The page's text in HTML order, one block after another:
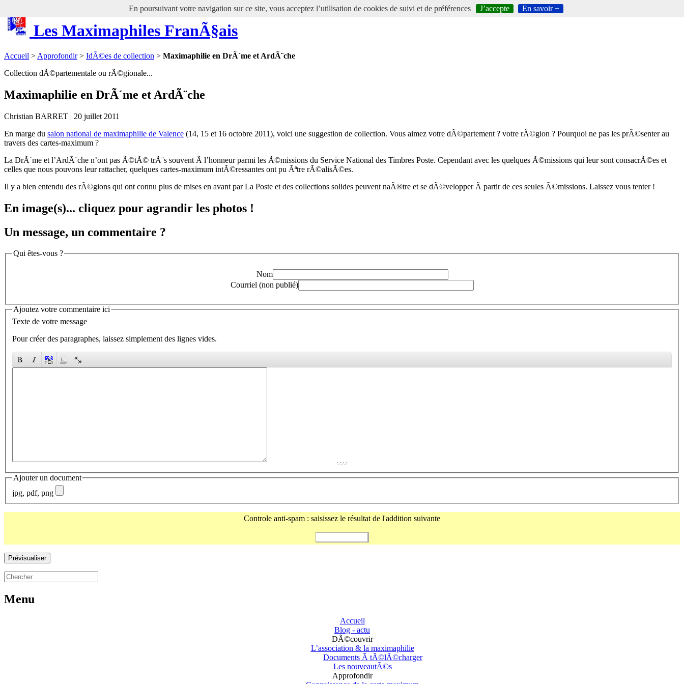
En poursuivant votre navigation sur ce site, vous acceptez l’utilisation de cookies de suivi et de préférences J’accepte En savoir +
Les Maximaphiles FranÃ§ais
Accueil > Approfondir> IdÃ©es de collection > Maximaphilie en DrÃ´me et ArdÃ¨che
Collection dÃ©partementale ou rÃ©gionale...
Maximaphilie en DrÃ´me et ArdÃ¨che
Christian BARRET | 20 juillet 2011
En marge du salon national de maximaphilie de Valence (14, 15 et 16 octobre 2011), voici une suggestion de collection. Vous aimez votre dÃ©partement ? votre rÃ©gion ? Pourquoi ne pas les prÃ©senter au
travers des cartes-maximum ?
La DrÃ´me et l’ArdÃ¨che n’ont pas Ã©tÃ© trÃ¨s souvent Ã l’honneur parmi les Ã©missions du Service National des Timbres Poste. Cependant avec les quelques Ã©missions qui leur sont consacrÃ©es et
celles que nous pouvons leur rattacher, quelques cartes-maximum intÃ©ressantes ont pu Ãªtre rÃ©alisÃ©es.
Il y a bien entendu des rÃ©gions qui ont connu plus de mises en avant par La Poste et des collections solides peuvent naÃ®tre et se dÃ©velopper Ã partir de ces seules Ã©missions. Laissez vous tenter !
En image(s)... cliquez pour agrandir les photos !
Un message, un commentaire ?
Qui êtes-vous ?
Nom
Courriel (non publié)
Ajoutez votre commentaire ici
Texte de votre message
Pour créer des paragraphes, laissez simplement des lignes vides.
Ajouter un document
jpg, pdf, png
Controle anti-spam : saisissez le résultat de l'addition suivante
Menu
Accueil
Blog - actu
DÃ©couvrir
L’association & la maximaphilie
Documents Ã tÃ©lÃ©charger
Les nouveautÃ©s
Approfondir